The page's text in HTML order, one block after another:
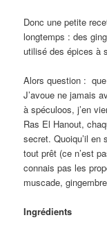
Donc une petite
longtemps : des
utilisé des épices à
Alors question :
J’avoue ne jamais
à spéculoos, j’en
Ras El Hanout,
secret. Quoiqu’il
tout prêt (ce n’est
connais pas les
muscade,
Ingrédients